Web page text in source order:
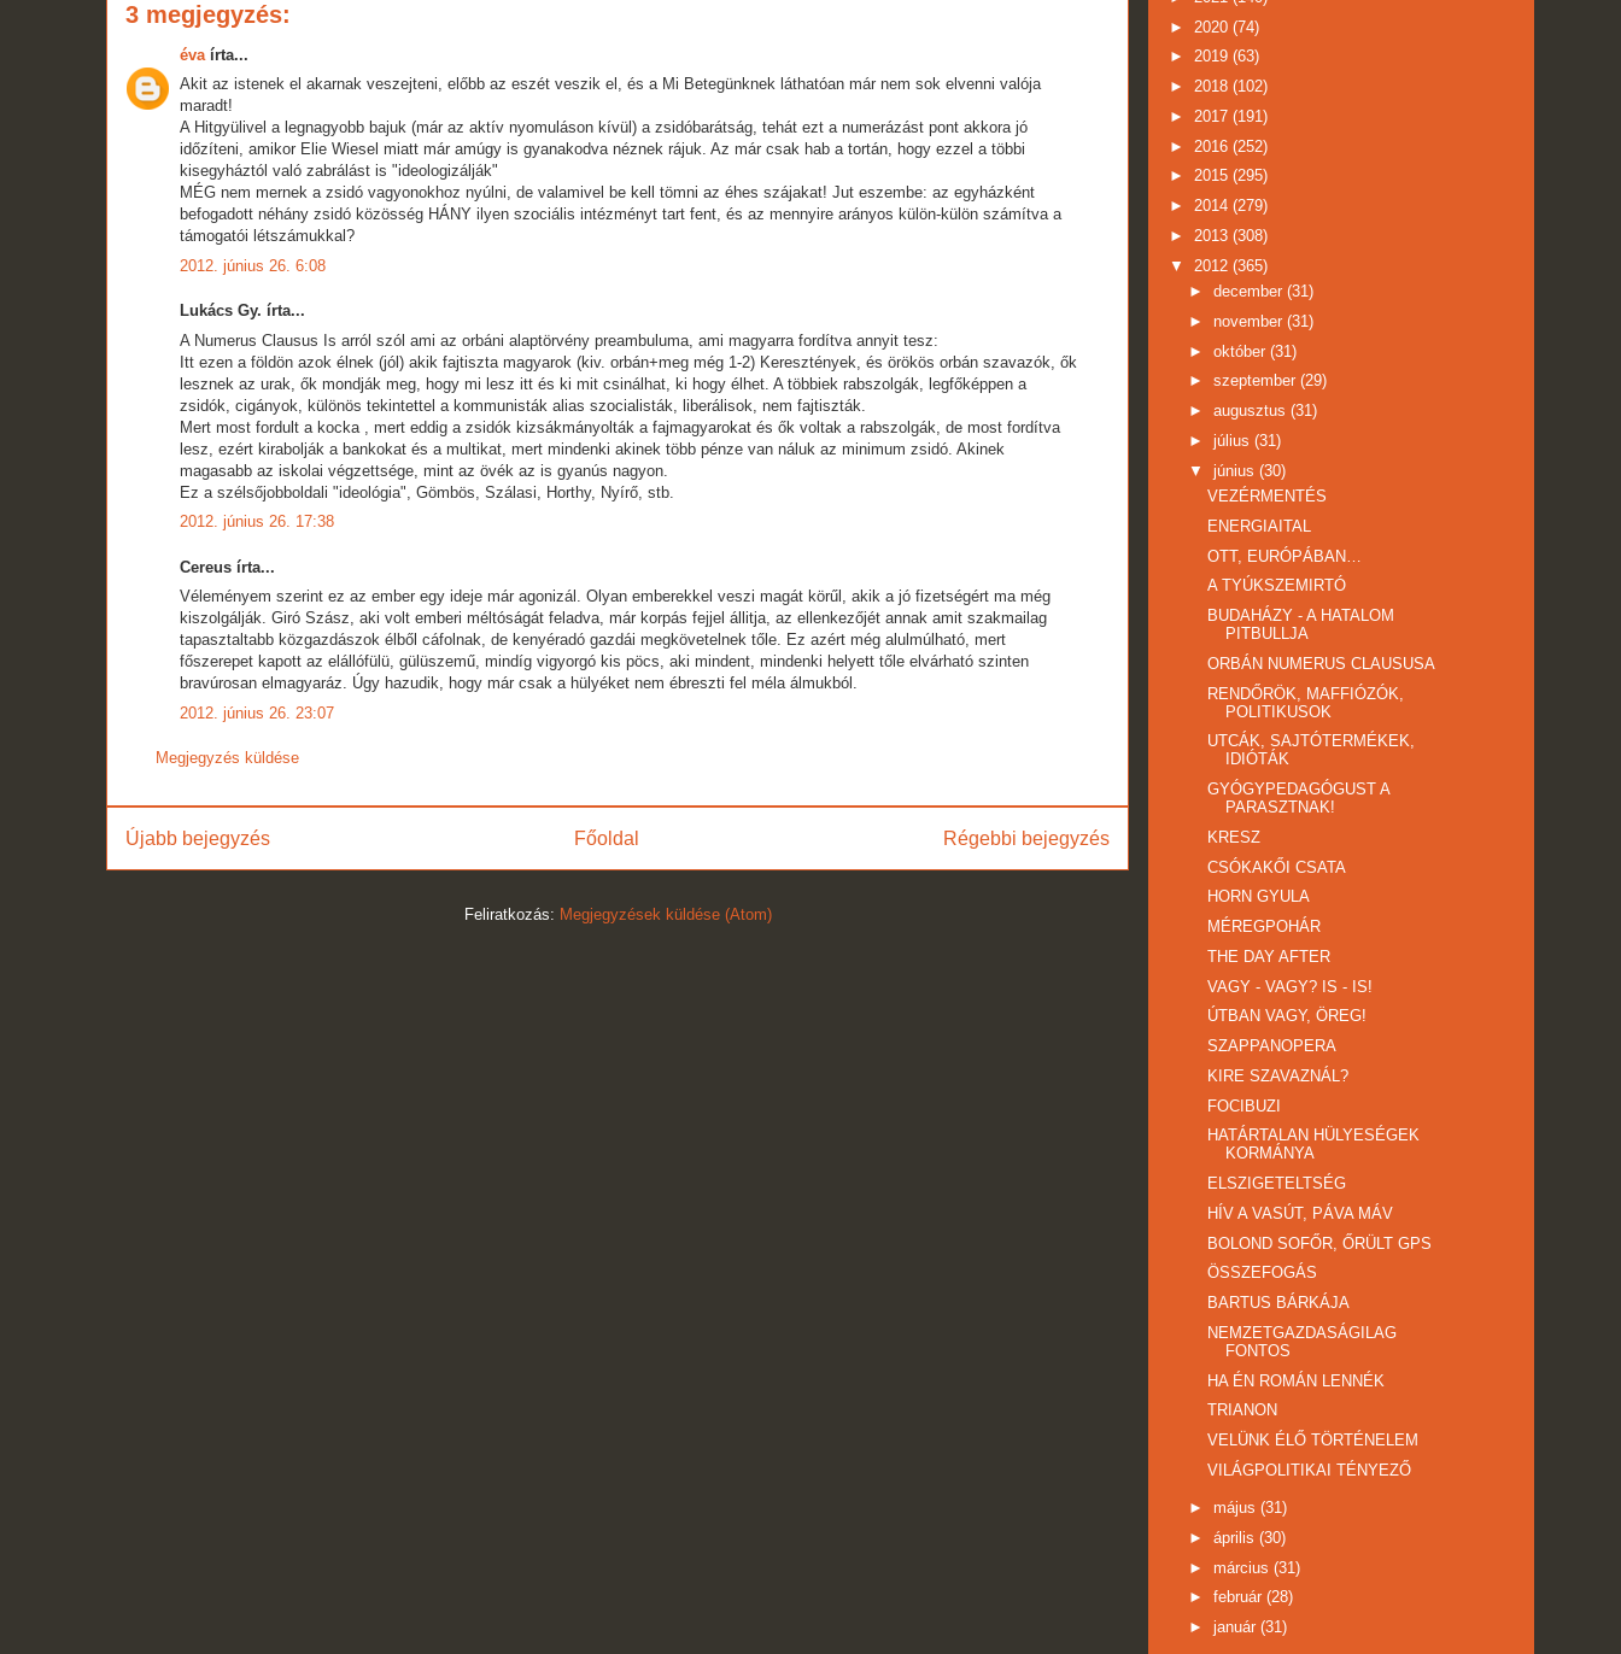
3 megjegyzés:
éva írta...
Akit az istenek el akarnak veszejteni, előbb az eszét veszik el, és a Mi Betegünknek láthatóan már nem sok elvenni valója
maradt!
A Hitgyülivel a legnagyobb bajuk (már az aktív nyomuláson kívül) a zsidóbarátság, tehát ezt a numerázást pont akkora jó
időzíteni, amikor Elie Wiesel miatt már amúgy is gyanakodva néznek rájuk. Az már csak hab a tortán, hogy ezzel a többi
kisegyháztól való zabrálást is "ideologizálják"
MÉG nem mernek a zsidó vagyonokhoz nyúlni, de valamivel be kell tömni az éhes szájakat! Jut eszembe: az egyházként
befogadott néhány zsidó közösség HÁNY ilyen szociális intézményt tart fent, és az mennyire arányos külön-külön számítva a
támogatói létszámukkal?
2012. június 26. 6:08
Lukács Gy. írta...
A Numerus Clausus Is arról szól ami az orbáni alaptörvény preambuluma, ami magyarra fordítva annyit tesz:
Itt ezen a földön azok élnek (jól) akik fajtiszta magyarok (kiv. orbán+meg még 1-2) Keresztények, és örökös orbán szavazók, ők
lesznek az urak, ők mondják meg, hogy mi lesz itt és ki mit csinálhat, ki hogy élhet. A többiek rabszolgák, legfőképpen a
zsidók, cigányok, különös tekintettel a kommunisták alias szocialisták, liberálisok, nem fajtiszták.
Mert most fordult a kocka , mert eddig a zsidók kizsákmányolták a fajmagyarokat és ők voltak a rabszolgák, de most fordítva
lesz, ezért kirabolják a bankokat és a multikat, mert mindenki akinek több pénze van náluk az minimum zsidó. Akinek
magasabb az iskolai végzettsége, mint az övék az is gyanús nagyon.
Ez a szélsőjobboldali "ideológia", Gömbös, Szálasi, Horthy, Nyírő, stb.
2012. június 26. 17:38
Cereus írta...
Véleményem szerint ez az ember egy ideje már agonizál. Olyan emberekkel veszi magát körűl, akik a jó fizetségért ma még
kiszolgálják. Giró Szász, aki volt emberi méltóságát feladva, már korpás fejjel állitja, az ellenkezőjét annak amit szakmailag
tapasztaltabb közgazdászok élből cáfolnak, de kenyéradó gazdái megkövetelnek tőle. Ez azért még alulmúlható, mert
főszerepet kapott az elállófülü, gülüszemű, mindíg vigyorgó kis pöcs, aki mindent, mindenki helyett tőle elvárható szinten
bravúrosan elmagyaráz. Úgy hazudik, hogy már csak a hülyéket nem ébreszti fel méla álmukból.
2012. június 26. 23:07
Megjegyzés küldése
Újabb bejegyzés Régebbi bejegyzés
Főoldal
Feliratkozás: Megjegyzések küldése (Atom)
► 2020 (74)
► 2019 (63)
► 2018 (102)
► 2017 (191)
► 2016 (252)
► 2015 (295)
► 2014 (279)
► 2013 (308)
▼ 2012 (365)
► december (31)
► november (31)
► október (31)
► szeptember (29)
► augusztus (31)
► július (31)
▼ június (30)
VEZÉRMENTÉS
ENERGIAITAL
OTT, EURÓPÁBAN…
A TYÚKSZEMIRTÓ
BUDAHÁZY - A HATALOM
PITBULLJA
ORBÁN NUMERUS CLAUSUSA
RENDŐRÖK, MAFFIÓZÓK,
POLITIKUSOK
UTCÁK, SAJTÓTERMÉKEK,
IDIÓTÁK
GYÓGYPEDAGÓGUST A
PARASZTNAK!
KRESZ
CSÓKAKŐI CSATA
HORN GYULA
MÉREGPOHÁR
THE DAY AFTER
VAGY - VAGY? IS - IS!
ÚTBAN VAGY, ÖREG!
SZAPPANOPERA
KIRE SZAVAZNÁL?
FOCIBUZI
HATÁRTALAN HÜLYESÉGEK
KORMÁNYA
ELSZIGETELTSÉG
HÍV A VASÚT, PÁVA MÁV
BOLOND SOFŐR, ŐRÜLT GPS
ÖSSZEFOGÁS
BARTUS BÁRKÁJA
NEMZETGAZDASÁGILAG
FONTOS
HA ÉN ROMÁN LENNÉK
TRIANON
VELÜNK ÉLŐ TÖRTÉNELEM
VILÁGPOLITIKAI TÉNYEZŐ
► május (31)
► április (30)
► március (31)
► február (28)
► január (31)